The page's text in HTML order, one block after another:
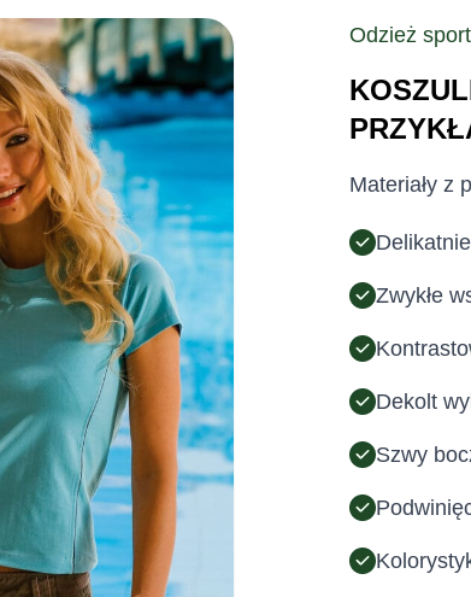
Odzież
Materiały z
Zwykłe
Dekolt
Szwy